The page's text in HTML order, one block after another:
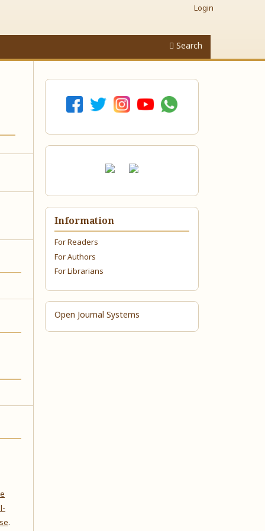
Search
Login
.
Information
For Readers
For Authors
For Librarians
Open Journal Systems